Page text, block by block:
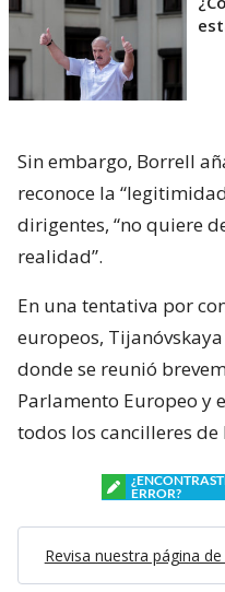
Sin embargo, Borrell
reconoce la
dirigentes, “no quiere
realidad”.
En una tentativa por
europeos,
donde se reunió
Parlamento Europeo y
todos los cancilleres de
ERROR?
Revisa nuestra página